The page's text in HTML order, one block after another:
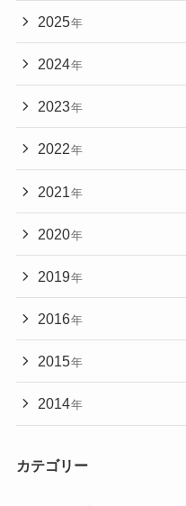
2025年
2024年
2023年
2022年
2021 年
2020年
2019年
2016年
2015年
2014年
カテゴリー